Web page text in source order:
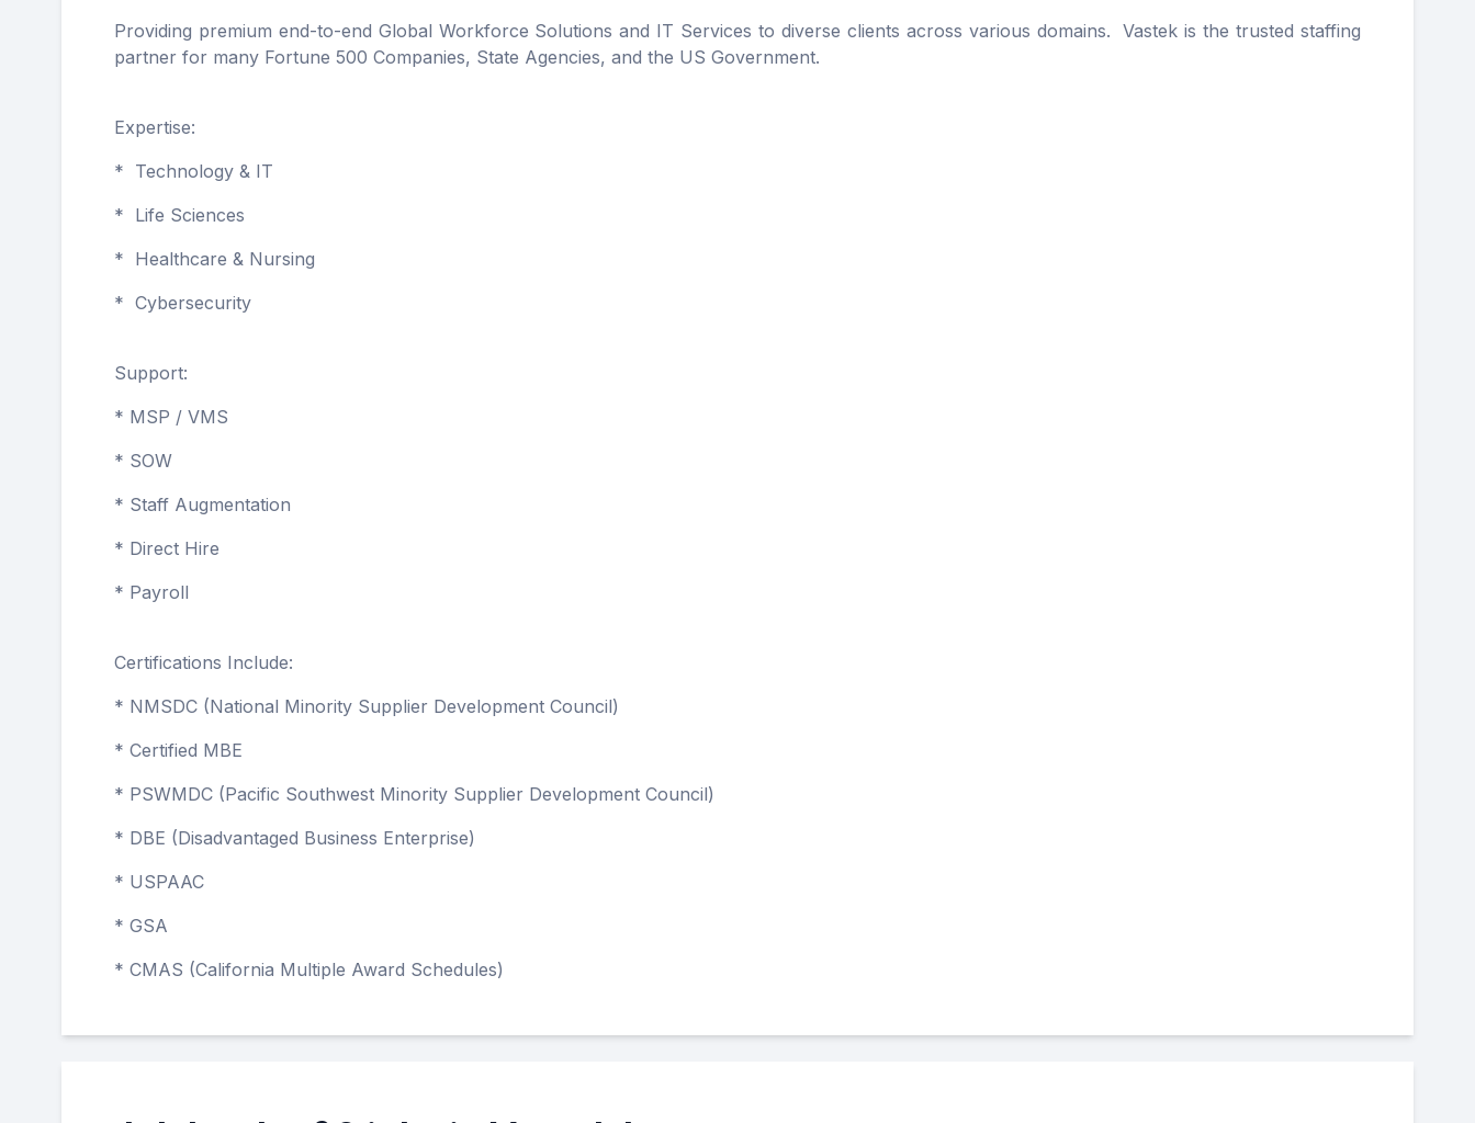
Providing premium end-to-end Global Workforce Solutions and IT Services to diverse clients across various domains. Vastek is the trusted staffing
partner for many Fortune 500 Companies, State Agencies, and the US Government.
Expertise:
* Technology & IT
* Life Sciences
* Healthcare & Nursing
* Cybersecurity
Support:
* MSP / VMS
* SOW
* Staff Augmentation
* Direct Hire
* Payroll
Certifications Include:
* NMSDC (National Minority Supplier Development Council)
* Certified MBE
* PSWMDC (Pacific Southwest Minority Supplier Development Council)
* DBE (Disadvantaged Business Enterprise)
* USPAAC
* GSA
* CMAS (California Multiple Award Schedules)